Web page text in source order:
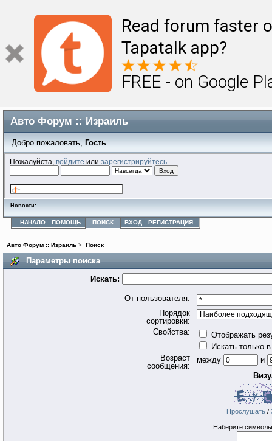
Read forum faster
Tapatalk app?
FREE - on Google
Авто Форум :: Израиль
Добро пожаловать, Гость
Пожалуйста,войдите илизарегистрируйтесь
Новости:
НАЧАЛО ПОМОЩЬ ПОИСК ВХОД РЕГИСТРАЦИЯ
Авто Форум :: Израиль > Поиск
Параметры поиска
Искать:
От пользователя:
Порядок
сортировки:
Свойства:
Отображать
Искать только
Возраст
сообщения:
между
и
Прослушать /
Наберите